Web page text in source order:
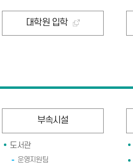
대학원 입학
부속시설
도서관
운영지원팀